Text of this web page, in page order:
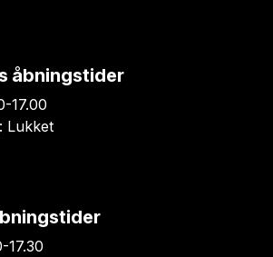
åbningstider
17.00
Lukket
17.30